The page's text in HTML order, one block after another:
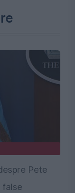
Pete
false